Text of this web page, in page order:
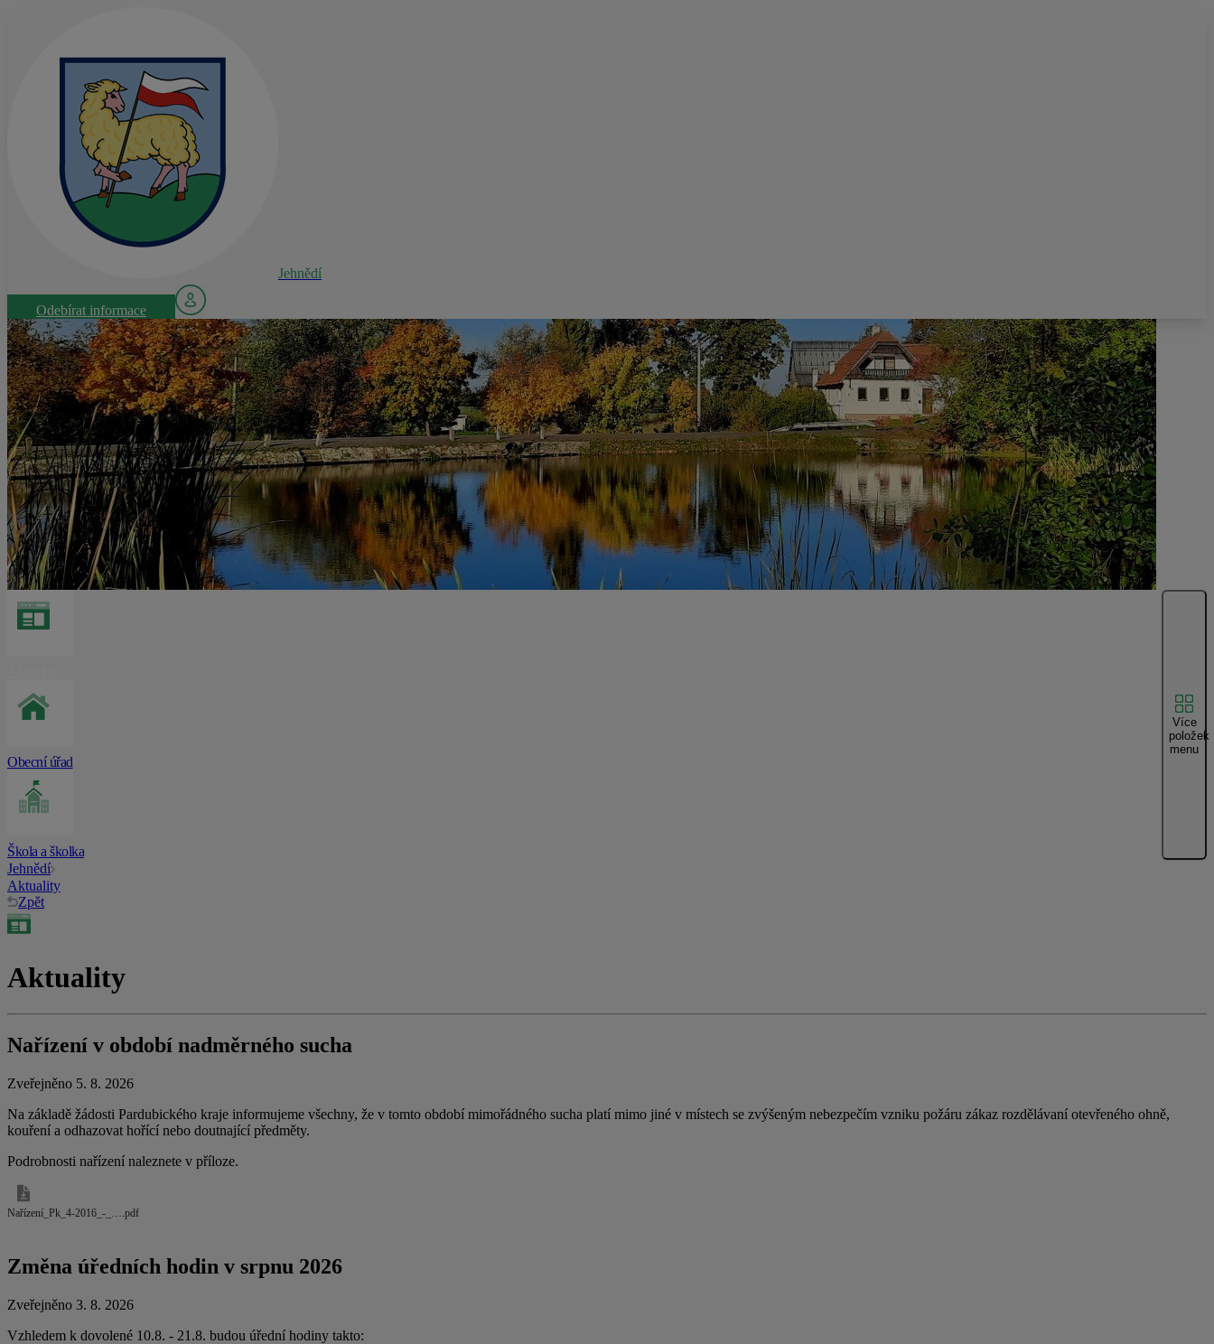
Jehnědí
Odebírat informace
Obecní úřad
Škola a školka
Více
položek
menu
Jehnědí
Aktuality
Zpět
Aktuality
Nařízení v období nadměrného sucha
Zveřejněno 5. 8. 2026
Na základě žádosti Pardubického kraje informujeme všechny, že v tomto období mimořádného sucha platí mimo jiné v místech se zvýšeným nebezpečím vzniku požáru zákaz rozdělávaní otevřeného ohně,
kouření a odhazovat hořící nebo doutnající předměty.
Podrobnosti nařízení naleznete v příloze.
Nařízení_Pk_4-2016_-_….pdf
Změna úředních hodin v srpnu 2026
Zveřejněno 3. 8. 2026
Vzhledem k dovolené 10.8. - 21.8. budou úřední hodiny takto: